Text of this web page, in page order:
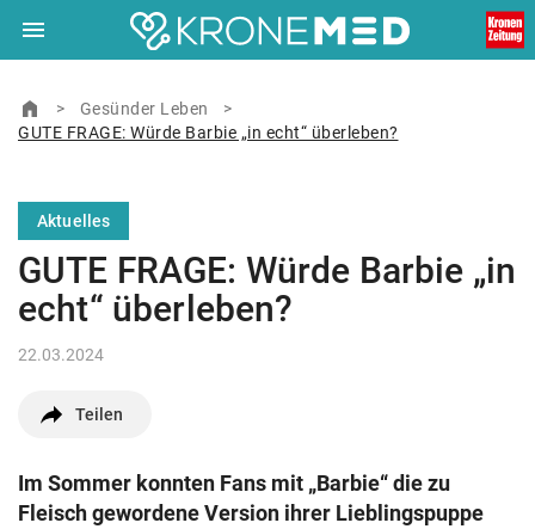
menu Navigation
ein-/ausklappen
closeSchließen
Muthgasse 2, 1190 Wien
home Zur Startseite
> Gesünder Leben
>
GUTE FRAGE: Würde Barbie „in echt“ überleben?
Aktuelles
GUTE FRAGE: Würde Barbie „in
echt“ überleben?
22.03.2024
Teilen
Im Sommer konnten Fans mit „Barbie“ die zu
Fleisch gewordene Version ihrer Lieblingspuppe